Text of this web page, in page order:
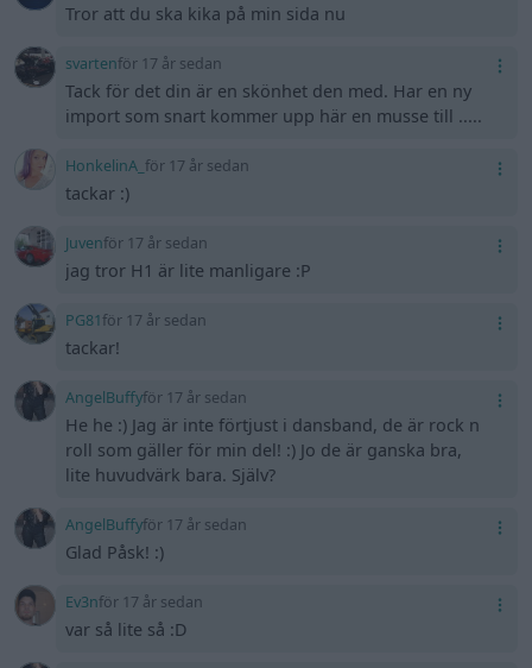
Tror att du ska kika på min sida nu
svartenför 17 år sedan
Tack för det din är en skönhet den med. Har en ny
import som snart kommer upp här en musse till .....
HonkelinA_ för 17 år sedan
tackar :)
Juvenför 17 år sedan
jag tror H1 är lite manligare :P
PG81för 17 år sedan
tackar!
AngelBuffyför 17 år sedan
He he :) Jag är inte förtjust i dansband, de är rock n
roll som gäller för min del! :) Jo de är ganska bra,
lite huvudvärk bara. Själv?
AngelBuffyför 17 år sedan
Glad Påsk! :)
Ev3nför 17 år sedan
var så lite så :D